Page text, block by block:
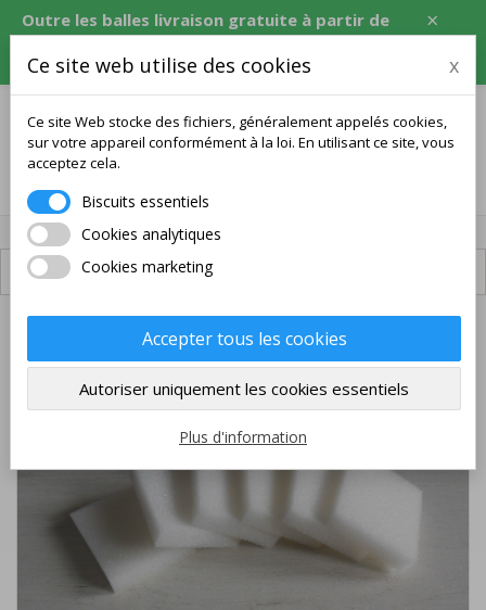
×
Outre les balles livraison gratuite à partir de
120 USD, soit l'équivalent en CZK, EUR, PLN,
RON.
Livraison disponible
Ce site web utilise des cookies x
Ce site Web stocke des fichiers, généralement appelés cookies,
sur votre appareil conformément à la loi. En utilisant ce site, vous
acceptez cela.
Biscuits essentiels
Cookies analytiques
Cookies marketing
Accepter tous les cookies
Autoriser uniquement les cookies essentiels
Plus d'information